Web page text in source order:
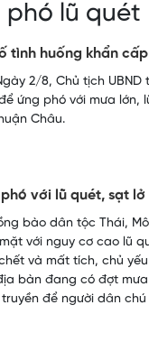
phó lũ quét
tình huống khẩn
2/8, Chủ tịch
ứng phó với mưa lớn,
Châu.
với lũ quét, sạt
bào dân tộc Thái,
với nguy cơ cao lũ
và mất tích, chủ
bàn đang có đợt
để người dân